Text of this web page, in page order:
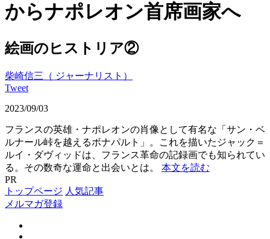
からナポレオン首席画家へ
絵画のヒストリア②
柴崎信三 （ ジャーナリスト）
Tweet
2023/09/03
フランスの英雄・ナポレオンの肖像として有名な「サン・ベ
ルナール峠を越えるボナパルト」。これを描いたジャック＝
ルイ・ダヴィッドは、フランス革命の記録画でも知られてい
る。その数奇な運命と出会いとは。 本文を読む
PR
トップページ 人気記事
メルマガ登録